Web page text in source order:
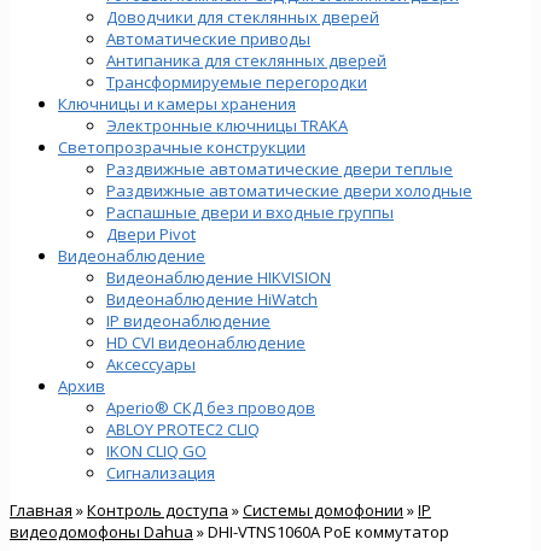
Доводчики для стеклянных дверей
Автоматические приводы
Антипаника для стеклянных дверей
Трансформируемые перегородки
Ключницы и камеры хранения
Электронные ключницы TRAKA
Светопрозрачные конструкции
Раздвижные автоматические двери теплые
Раздвижные автоматические двери холодные
Распашные двери и входные группы
Двери Pivot
Видеонаблюдение
Видеонаблюдение HIKVISION
Видеонаблюдение HiWatch
IP видеонаблюдение
HD CVI видеонаблюдение
Аксессуары
Архив
Aperio® СКД без проводов
ABLOY PROTEC2 CLIQ
IKON CLIQ GO
Сигнализация
Главная »Контроль доступа »Системы домофонии »IP
видеодомофоны Dahua » DHI-VTNS1060A PoE коммутатор